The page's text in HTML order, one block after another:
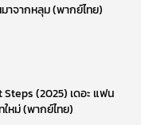
าจากหลุม (พากย์ไทย)
(2025) เดอะ แฟน
หม่ (พากย์ไทย)